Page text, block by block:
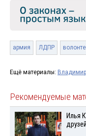
армия ЛДПР
Ещё материалы:
Рекомендуемые
Илья
друзей